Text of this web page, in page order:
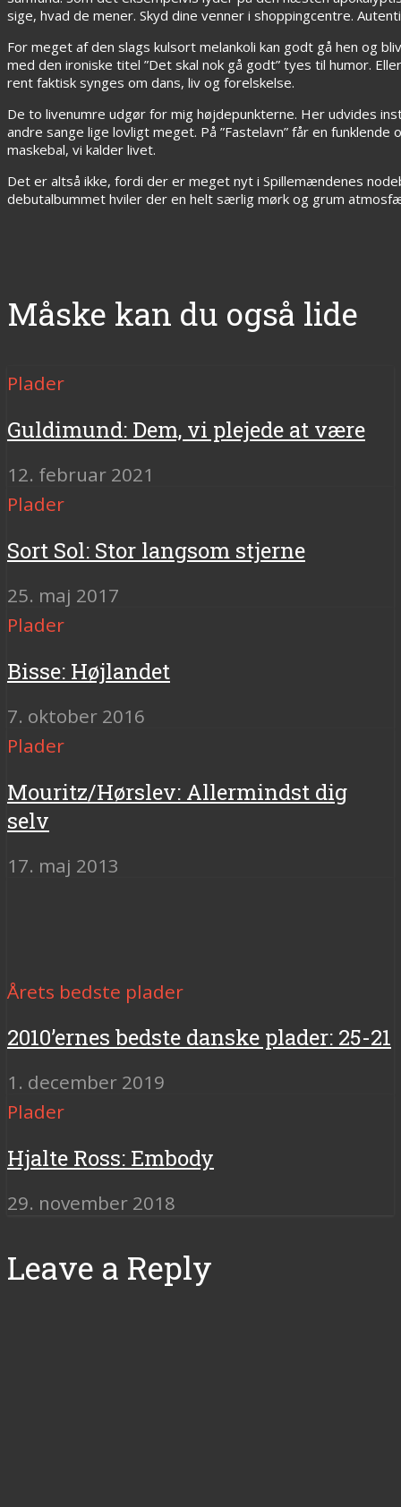
sige, hvad de mener. Skyd dine venner i shoppingcentre.
For meget af den slags kulsort melankoli kan godt gå hen og
med den ironiske titel ”Det skal nok gå godt” tyes til humor.
rent faktisk synges om dans, liv og forelskelse.
De to livenumre udgør for mig højdepunkterne. Her udvides
andre sange lige lovligt meget. På ”Fastelavn” får en
maskebal, vi kalder livet.
Det er altså ikke, fordi der er meget nyt i Spillemændenes
debutalbummet hviler der en helt særlig mørk og grum
Måske kan du også lide
Plader
Guldimund: Dem, vi plejede at være
12. februar 2021
Plader
Sort Sol: Stor langsom stjerne
25. maj 2017
Plader
Bisse: Højlandet
7. oktober 2016
Plader
Mouritz/Hørslev: Allermindst dig
selv
17. maj 2013
Årets bedste plader
2010’ernes bedste danske plader: 25-21
1. december 2019
Plader
Hjalte Ross: Embody
29. november 2018
Leave a Reply